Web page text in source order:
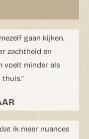
gaan kijken.
zachtheid en
voelt minder als
thuis.”
ik meer nuances